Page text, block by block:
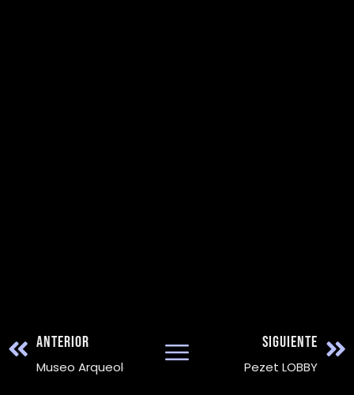
ANTERIOR
Museo Arqueología
SIGUIENTE
Pezet LOBBY